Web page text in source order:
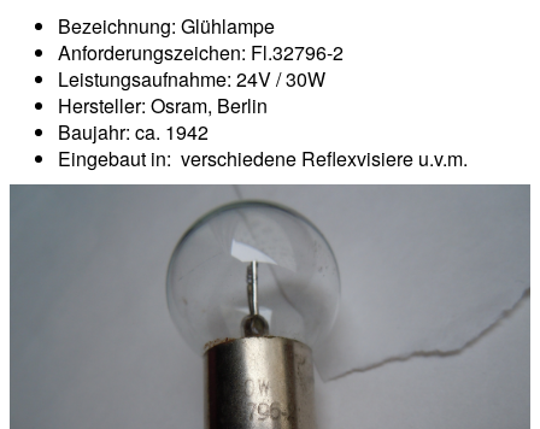
Bezeichnung: Glühlampe
Anforderungszeichen: Fl.32796-2
Leistungsaufnahme: 24V / 30W
Hersteller: Osram, Berlin
Baujahr: ca. 1942
Eingebaut in: verschiedene Reflexvisiere u.v.m.